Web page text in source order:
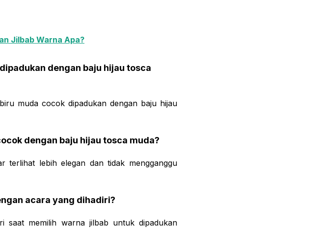
Jilbab Warna Apa?
dengan baju hijau tosca
muda cocok dipadukan dengan baju hijau
dengan baju hijau tosca muda?
terlihat lebih elegan dan tidak mengganggu
acara yang dihadiri?
saat memilih warna jilbab untuk dipadukan